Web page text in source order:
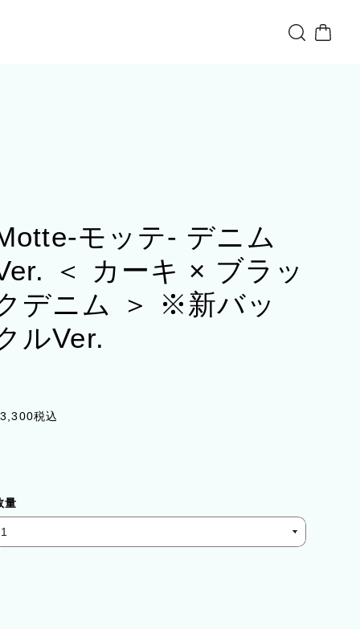
モッテ- デニム
＜ カーキ × ブラッ
デニム ＞ ※新バッ
ルVer.
税込
量